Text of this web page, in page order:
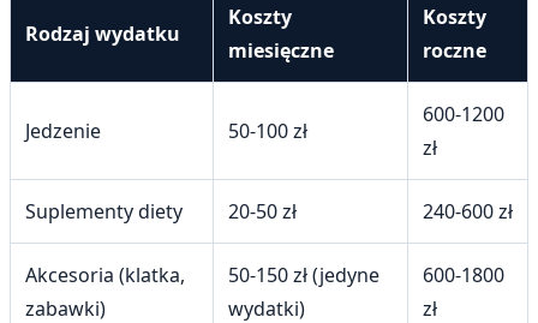
Rodzaj wydatku
Koszty
miesięczne
Koszty
roczne
Jedzenie 50-100 zł
600-1200
zł
Suplementy diety 20-50 zł 240-600 zł
Akcesoria (klatka,
zabawki)
50-150 zł (jedyne
wydatki)
600-1800
zł